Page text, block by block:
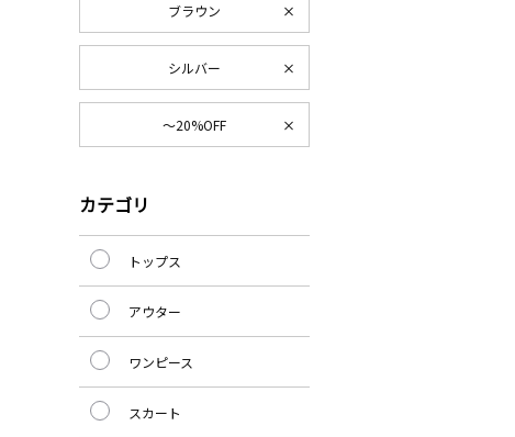
ブラウン
シルバー
～20%OFF
カテゴリ
トップス
アウター
ワンピース
スカート